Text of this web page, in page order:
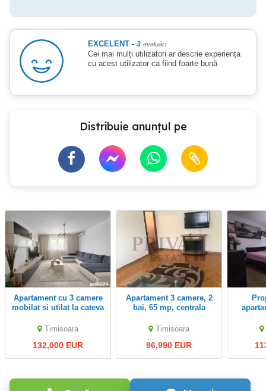
EXCELENT - 3 evaluări
Cei mai mulți utilizatori ar descrie experiența
cu acest utilizator ca fiind foarte bună
Distribuie anunțul pe
Apartament cu 3 camere
mobilat si utilat la cateva
Timisoara
132,000 EUR
Apartament 3 camere, 2
bai, 65 mp, centrala
Timisoara
96,990 EUR
Proprietar vand